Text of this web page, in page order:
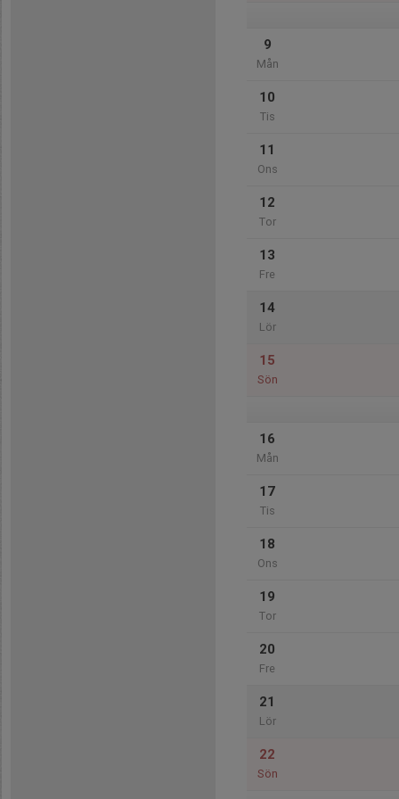
9
Mån
10
Tis
11
Ons
12
Tor
13
Fre
14
Lör
15
Sön
16
Mån
17
Tis
18
Ons
19
Tor
20
Fre
21
Lör
22
Sön